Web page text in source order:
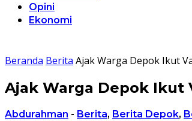
Opini
Ekonomi
Beranda Berita Ajak Warga Depok Ikut
Ajak Warga Depok Ikut
Abdurahman - Berita, Berita Depok,